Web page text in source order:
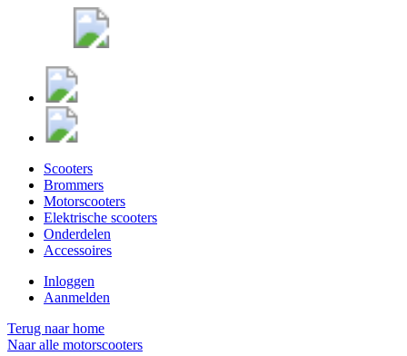
Scooters
Brommers
Motorscooters
Elektrische scooters
Onderdelen
Accessoires
Inloggen
Aanmelden
Terug naar home
Naar alle motorscooters